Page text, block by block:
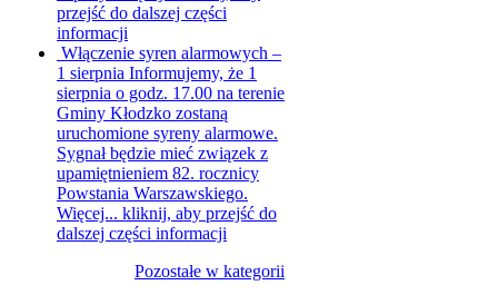
przejść do dalszej części
informacji
Włączenie syren alarmowych –
1 sierpnia Informujemy, że 1
sierpnia o godz. 17.00 na terenie
Gminy Kłodzko zostaną
uruchomione syreny alarmowe.
Sygnał będzie mieć związek z
upamiętnieniem 82. rocznicy
Powstania Warszawskiego.
Więcej... kliknij, aby przejść do
dalszej części informacji
Pozostałe w kategorii